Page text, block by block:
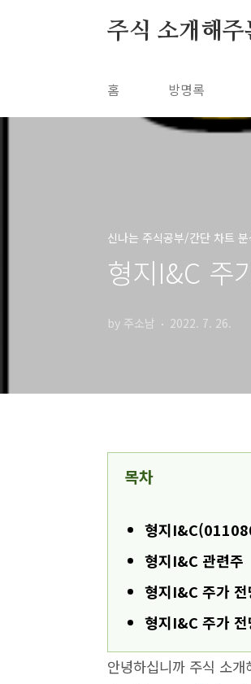
주식 소개해
홈 방명록
신나는 주식공부/간단 차트
형지I&C 주
by 주소남 2022. 7. 26.
목차
형지
형지I&C 관련주
형지I&C 주가
형지I&C 주가
안녕하십니까 주식 소